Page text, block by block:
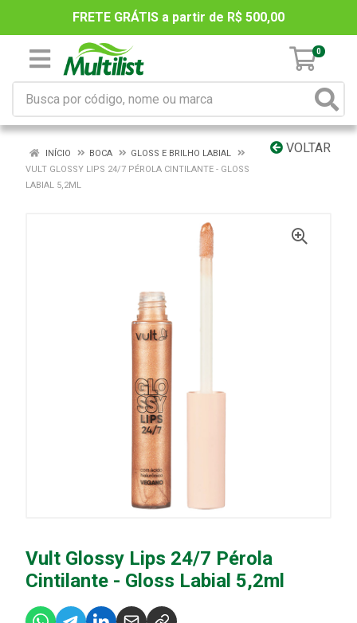
FRETE GRÁTIS a partir de R$ 500,00
0
VOLTAR
INÍCIO BOCA
GLOSS E BRILHO LABIAL
VULT GLOSSY LIPS 24/7 PÉROLA CINTILANTE - GLOSS
LABIAL 5,2ML
Vult Glossy Lips 24/7 Pérola
Cintilante - Gloss Labial 5,2ml